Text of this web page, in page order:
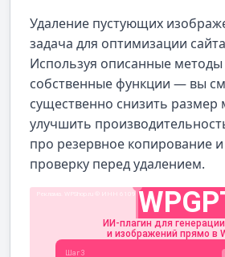
Удаление пустующих
задача для оптимизации
Используя описанные
собственные функции — вы
существенно снизить размер
улучшить
про резервное копирование
проверку перед удалением.